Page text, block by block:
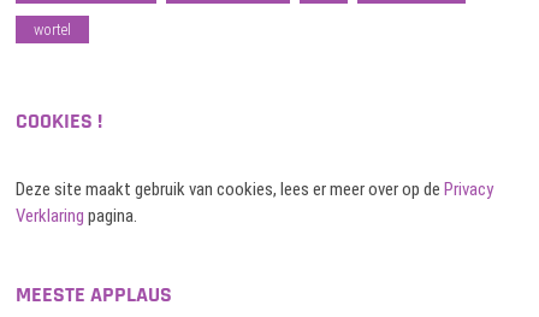
wortel
COOKIES !
Deze site maakt gebruik van cookies, lees er meer over op dePrivacy
Verklaring pagina.
MEESTE APPLAUS